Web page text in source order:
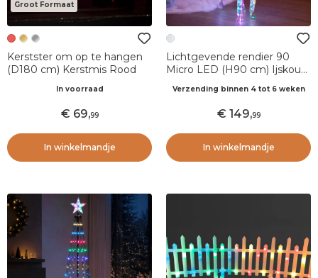
Groot Formaat
Kerstster om op te hangen
(D180 cm) Kerstmis Rood
In voorraad
69,99
In winkelmandje
Lichtgevende rendier 90
Micro LED (H90 cm) Ijskoud
Verzending binnen 4 tot 6 weken
149,99
In winkelmandje